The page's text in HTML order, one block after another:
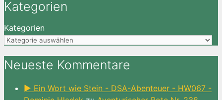
Kategorien
Kategorien
Neueste Kommentare
► Ein Wort wie Stein - DSA-Abenteuer - HW067 -